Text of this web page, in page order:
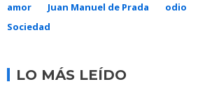
amor Juan Manuel de Prada odio
Sociedad
LO MÁS LEÍDO